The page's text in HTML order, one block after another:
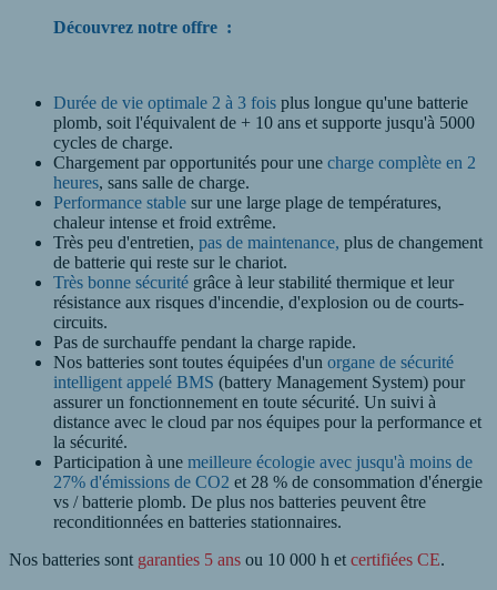
Découvrez notre offre :
Durée de vie optimale 2 à 3 fois plus longue qu'une batterie
plomb, soit l'équivalent de + 10 ans et supporte jusqu'à 5000
cycles de charge.
Chargement par opportunités pour une charge complète en 2
heures, sans salle de charge.
Performance stable sur une large plage de températures,
chaleur intense et froid extrême.
Très peu d'entretien, pas de maintenance, plus de changement
de batterie qui reste sur le chariot.
Très bonne sécurité grâce à leur stabilité thermique et leur
résistance aux risques d'incendie, d'explosion ou de courts-
circuits.
Pas de surchauffe pendant la charge rapide.
Nos batteries sont toutes équipées d'un organe de sécurité
intelligent appelé BMS (battery Management System) pour
assurer un fonctionnement en toute sécurité. Un suivi à
distance avec le cloud par nos équipes pour la performance et
la sécurité.
Participation à une meilleure écologie avec jusqu'à moins de
27% d'émissions de CO2 et 28 % de consommation d'énergie
vs / batterie plomb. De plus nos batteries peuvent être
reconditionnées en batteries stationnaires.
Nos batteries sont garanties 5 ans ou 10 000 h et certifiées CE.